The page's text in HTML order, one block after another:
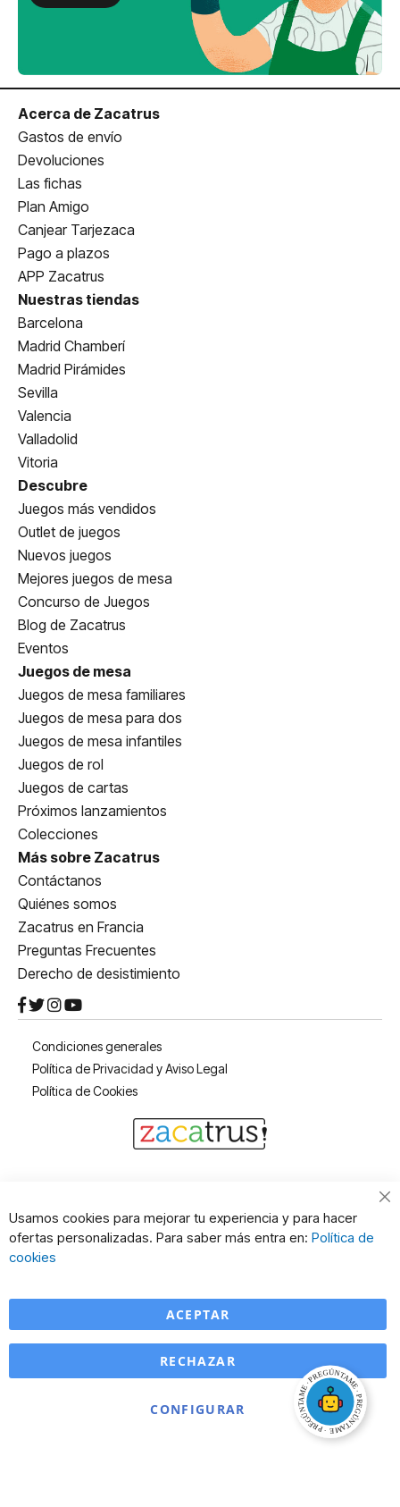
Acerca de Zacatrus
Gastos de envío
Devoluciones
Las fichas
Plan Amigo
Canjear Tarjezaca
Pago a plazos
APP Zacatrus
Nuestras tiendas
Barcelona
Madrid Chamberí
Madrid Pirámides
Sevilla
Valencia
Valladolid
Vitoria
Descubre
Juegos más vendidos
Outlet de juegos
Nuevos juegos
Mejores juegos de mesa
Concurso de Juegos
Blog de Zacatrus
Eventos
Juegos de mesa
Juegos de mesa familiares
Juegos de mesa para dos
Juegos de mesa infantiles
Juegos de rol
Juegos de cartas
Próximos lanzamientos
Colecciones
Más sobre Zacatrus
Contáctanos
Quiénes somos
Zacatrus en Francia
Preguntas Frecuentes
Derecho de desistimiento
Condiciones generales
Política de Privacidad y Aviso Legal
Política de Cookies
Usamos cookies para mejorar tu experiencia y para hacer
ofertas personalizadas. Para saber más entra en: Política de
cookies
ACEPTAR
CONFIGURAR
RECHAZAR